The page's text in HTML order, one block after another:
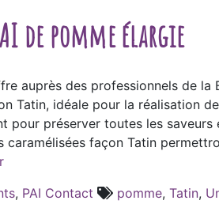
de pomme élargie
auprès des professionnels de la
Tatin, idéale pour la réalisation
pour préserver toutes les
caramélisées façon Tatin
, PAI Contact pomme, Tatin,